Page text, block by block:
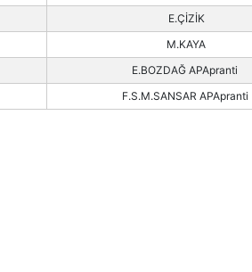
E.ÇİZİK
M.KAYA
E.BOZDAĞ APApranti
F.S.M.SANSAR APApranti